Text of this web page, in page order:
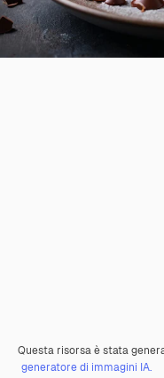
Questa risorsa è stata
generatore di immagini IA.